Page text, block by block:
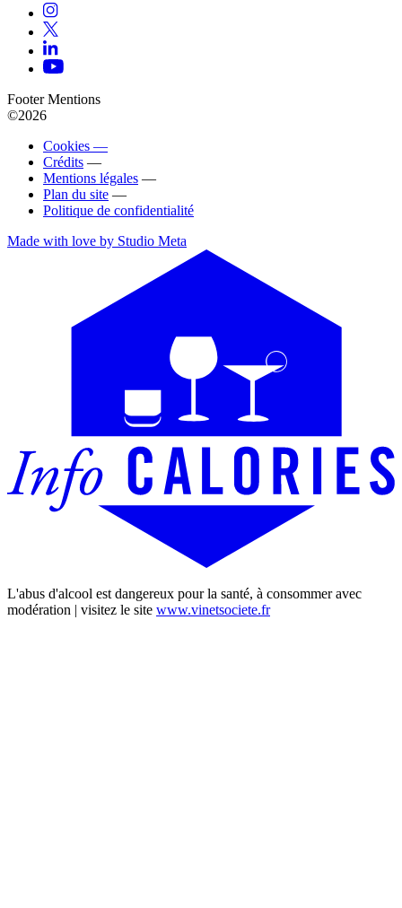
Footer Mentions
©2026
Cookies —
Crédits —
Mentions légales —
Plan du site —
Politique de confidentialité
Made with love by Studio Meta
L'abus d'alcool est dangereux pour la santé, à consommer avec
modération | visitez le site www.vinetsociete.fr